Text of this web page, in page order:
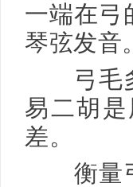
一端在弓
琴弦发音。
弓毛多
易二胡
差。
衡量弓